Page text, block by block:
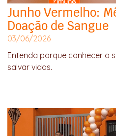
Junho Vermelho:
Doação de Sangue
03/06/2026
Entenda porque conhecer o
salvar vidas.